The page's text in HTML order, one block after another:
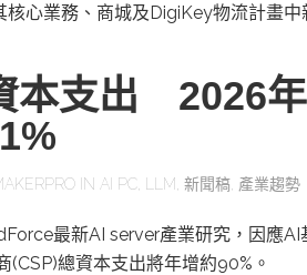
心業務、商城及DigiKey物流計畫中
本支出 2026
IN AI PC LLM 新聞稿 產業趨勢
最新AI server產業研究，因應
(CSP)總資本支出將年增約90%。